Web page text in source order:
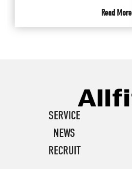
Read More
SERVICE
NEWS
RECRUIT